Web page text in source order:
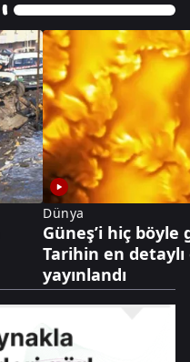
Dünya
Güneş’i hiç böyle
Tarihin en
yayınlandı